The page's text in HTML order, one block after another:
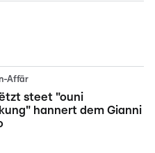
Affär
steet "ouni
hannert dem Gianni